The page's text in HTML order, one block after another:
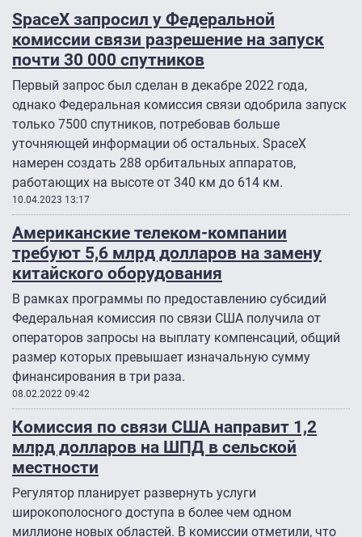
SpaceX запросил у Федеральной
комиссии связи разрешение на запуск
почти 30 000 спутников
Первый запрос был сделан в декабре 2022 года,
однако Федеральная комиссия связи одобрила запуск
только 7500 спутников, потребовав больше
уточняющей информации об остальных. SpaceX
намерен создать 288 орбитальных аппаратов,
работающих на высоте от 340 км до 614 км.
10.04.2023 13:17
Американские телеком-компании
требуют 5,6 млрд долларов на замену
китайского оборудования
В рамках программы по предоставлению субсидий
Федеральная комиссия по связи США получила от
операторов запросы на выплату компенсаций, общий
размер которых превышает изначальную сумму
финансирования в три раза.
08.02.2022 09:42
Комиссия по связи США направит 1,2
млрд долларов на ШПД в сельской
местности
Регулятор планирует развернуть услуги
широкополосного доступа в более чем одном
миллионе новых областей. В комиссии отметили, что